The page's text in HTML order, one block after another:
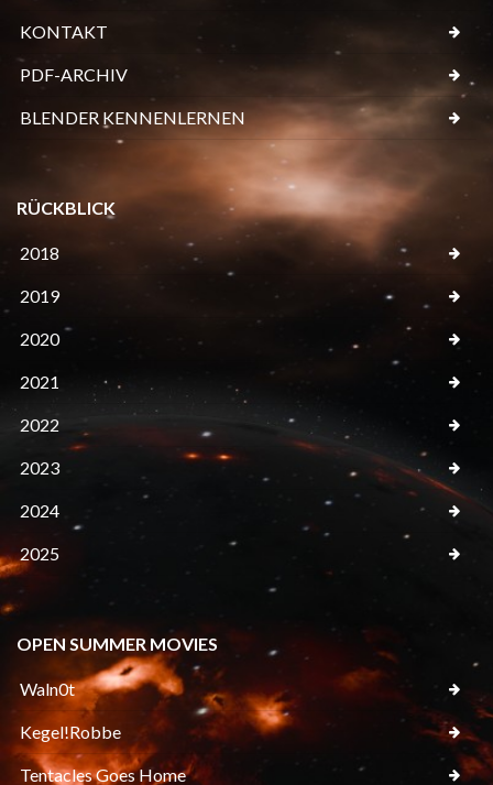
KONTAKT
PDF-ARCHIV
BLENDER KENNENLERNEN
RÜCKBLICK
2018
2019
2020
2021
2022
2023
2024
2025
OPEN SUMMER MOVIES
Waln0t
Kegel!Robbe
Tentacles Goes Home